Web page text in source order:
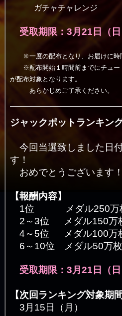
ガチャチャレンジ
受取期限：3月21日（
※一度の配布となり、お届けに時
※配布開始１時間前までにチュー
が配布対象となります。
あらかじめご了承ください。
ジャックポットランキン
今回当選致しました日
す！
おめでとうございます！
【報酬内容】
1位 メダル250万
2～3位 メダル150万
4～5位 メダル100万
6～10位 メダル50万枚
受取期限：3月21日（
【次回ランキング対象期
3月15日（月）